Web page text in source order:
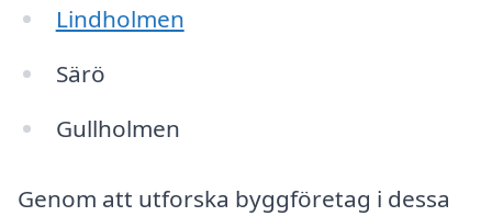
Lindholmen
Särö
Gullholmen
Genom att utforska byggföretag i dessa